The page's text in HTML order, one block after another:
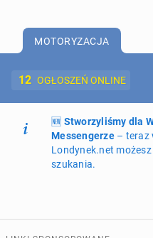
MOTORYZACJA
12 OGŁOSZEŃ ONLINE
Dodaj ogłoszenie
Oferta i
🆕 Stworzyliśmy dla
Messengerze– teraz
Londynek.net
szukania.